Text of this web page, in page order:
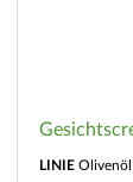
LINIE Olivenöl